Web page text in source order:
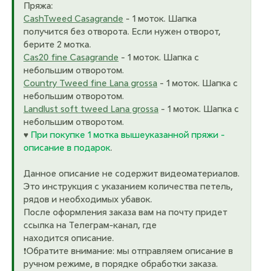
Пряжа:
CashTweed Casagrande - 1 моток. Шапка
получится без отворота. Если нужен отворот,
берите 2 мотка.
Cas20 fine Casagrande - 1 моток. Шапка с
небольшим отворотом.
Country Tweed fine Lana grossa - 1 моток. Шапка с
небольшим отворотом.
Landlust soft tweed Lana grossa - 1 моток. Шапка с
небольшим отворотом.
♥ При покупке 1 мотка вышеуказанной пряжи -
описание в подарок.
Данное описание не содержит видеоматериалов.
Это инструкция с указанием количества петель,
рядов и необходимых убавок.
После оформления заказа вам на почту придет
ссылка на Телеграм-канал, где
находится описание.
❗️Обратите внимание: мы отправляем описание в
ручном режиме, в порядке обработки заказа.